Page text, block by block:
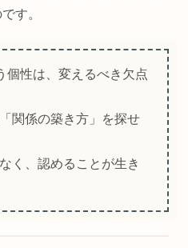
す。
個性は、変えるべき欠点
関係の築き方」を探せ
く、認めることが生き